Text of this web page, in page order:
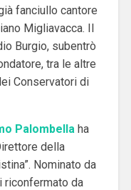
fanciullo cantore
Migliavacca. Il
Burgio, subentrò
tra le altre
Conservatori di
Palombella ha
della
Nominato da
riconfermato da